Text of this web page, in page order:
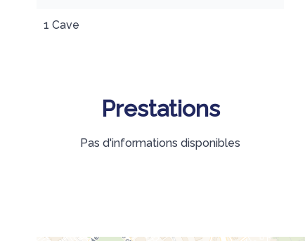
1 Cave
Prestations
Pas d'informations disponibles